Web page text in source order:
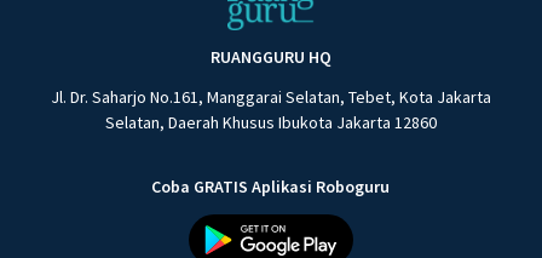
RUANGGURU HQ
Jl. Dr. Saharjo No.161, Manggarai Selatan, Tebet, Kota Jakarta
Selatan, Daerah Khusus Ibukota Jakarta 12860
Coba GRATIS Aplikasi Roboguru